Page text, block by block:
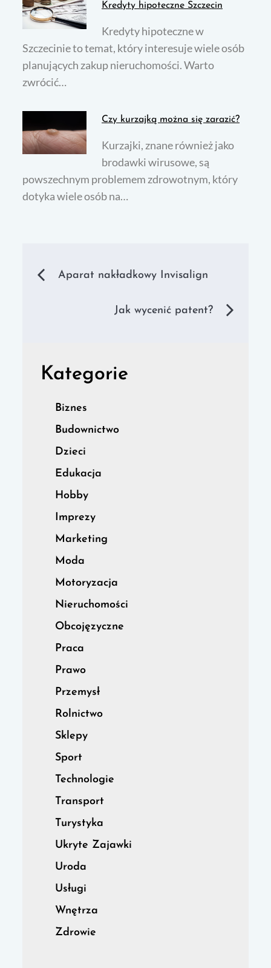
Kredyty hipoteczne Szczecin
Kredyty hipoteczne w
Szczecinie to temat, który interesuje wiele osób
planujących zakup nieruchomości. Warto
zwrócić…
Czy kurzajką można się zarazić?
Kurzajki, znane również jako
brodawki wirusowe, są
powszechnym problemem zdrowotnym, który
dotyka wiele osób na…
Nawigacja
Aparat nakładkowy Invisalign
Jak wycenić patent?
Kategorie
Biznes
Budownictwo
Dzieci
Edukacja
Hobby
Imprezy
Marketing
Moda
Motoryzacja
Nieruchomości
Obcojęzyczne
Praca
Prawo
Przemysł
Rolnictwo
Sklepy
Sport
Technologie
Transport
Turystyka
Ukryte Zajawki
Uroda
Usługi
Wnętrza
Zdrowie